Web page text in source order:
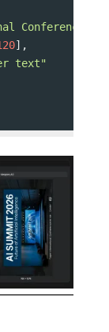
Conference
],
text"